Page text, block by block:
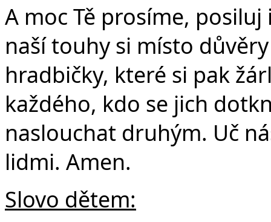
A moc Tě prosíme,
naší touhy si místo
hradbičky, které si pak
každého, kdo se jich
naslouchat druhým. Uč
lidmi. Amen.
Slovo dětem: